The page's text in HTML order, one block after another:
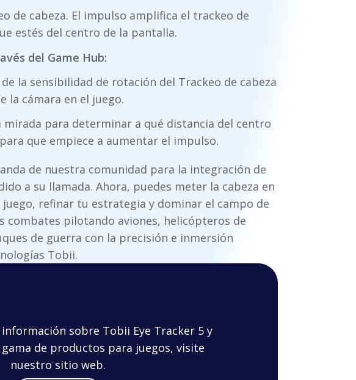
de cabeza. El impulso amplifica el trackeo de
estés del centro de la pantalla.
del Game Hub:
la sensibilidad de rotación del Trackeo de cabeza
la cámara en el juego.
mirada para determinar a qué distancia del centro
que empiece a aumentar el impulso.
de nuestra comunidad para la integración de
a su llamada. Ahora, puedes meter la cabeza en
refinar tu estrategia y dominar el campo de
combates pilotando aviones, helicópteros de
de guerra con la precisión e inmersión
Tobii.
sobre Tobii Eye Tracker 5 y
de productos para juegos, visite
nuestro sitio web.